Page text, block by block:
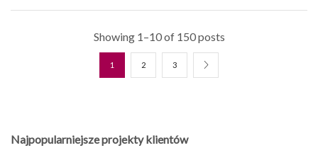
Showing 1–10 of 150 posts
1 2 3
Najpopularniejsze projekty klientów